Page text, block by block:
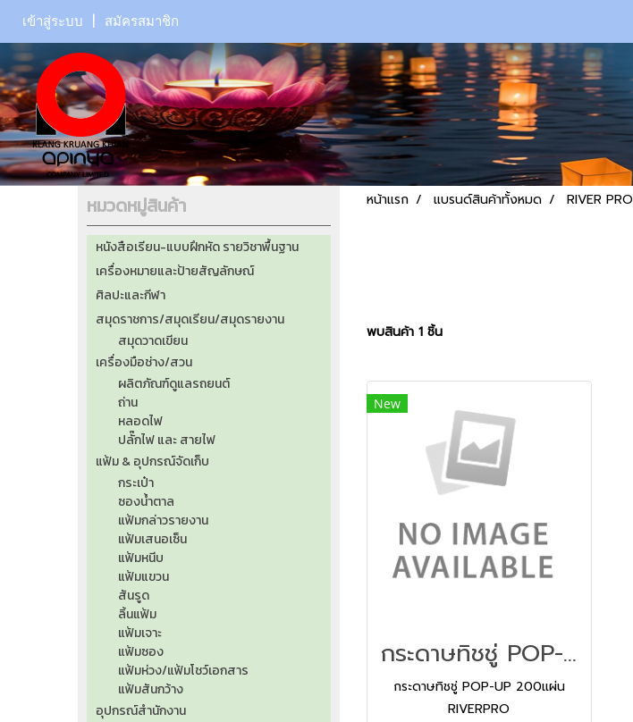
เข้าสู่ระบบ สมัครสมาชิก
หน้าแรก แบรนด์สินค้าทั้งหมด RIVER PRO
พบสินค้า 1 ชิ้น
New
กระดาษทิชชู่ POP-UP 200แผ่น RIVERPRO
กระดาษทิชชู่ POP-UP 200แผ่น
RIVERPRO
หมวดหมู่สินค้า
หนังสือเรียน-แบบฝึกหัด รายวิชาพื้นฐาน
เครื่องหมายและป้ายสัญลักษณ์
ศิลปะและกีฬา
สมุดราชการ/สมุดเรียน/สมุดรายงาน
สมุดวาดเขียน
เครื่องมือช่าง/สวน
ผลิตภัณฑ์ดูแลรถยนต์
ถ่าน
หลอดไฟ
ปลั๊กไฟ และ สายไฟ
แฟ้ม & อุปกรณ์จัดเก็บ
กระเป๋า
ซองน้ำตาล
แฟ้มกล่าวรายงาน
แฟ้มเสนอเซ็น
แฟ้มหนีบ
แฟ้มแขวน
สันรูด
ลิ้นแฟ้ม
แฟ้มเจาะ
แฟ้มซอง
แฟ้มห่วง/แฟ้มโชว์เอกสาร
แฟ้มสันกว้าง
อุปกรณ์สำนักงาน